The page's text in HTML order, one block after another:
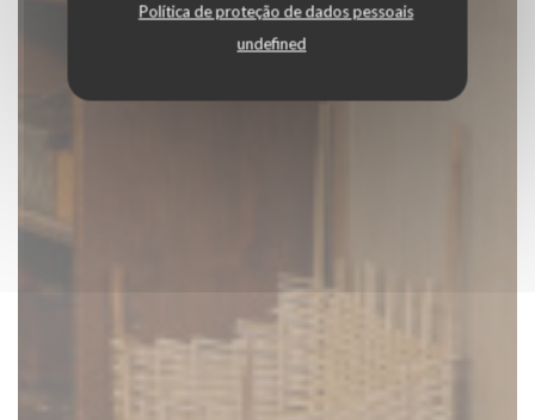
Política de proteção de dados pessoais
undefined